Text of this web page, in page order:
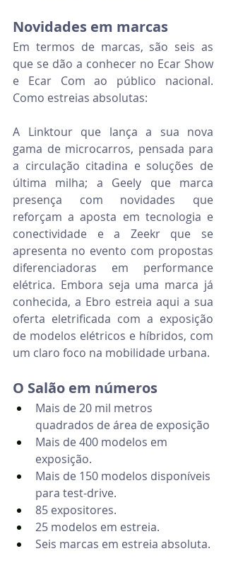
Novidades em marcas
Em termos de marcas, são seis as
que se dão a conhecer no Ecar Show
e Ecar Com ao público nacional.
Como estreias absolutas:
A Linktour que lança a sua nova
gama de microcarros, pensada para
a circulação citadina e soluções de
última milha; a Geely que marca
presença com novidades que
reforçam a aposta em tecnologia e
conectividade e a Zeekr que se
apresenta no evento com propostas
diferenciadoras em performance
elétrica. Embora seja uma marca já
conhecida, a Ebro estreia aqui a sua
oferta eletrificada com a exposição
de modelos elétricos e híbridos, com
um claro foco na mobilidade urbana.
O Salão em números
Mais de 20 mil metros
quadrados de área de exposição
Mais de 400 modelos em
exposição.
Mais de 150 modelos disponíveis
para test-drive.
85 expositores.
25 modelos em estreia.
Seis marcas em estreia absoluta.